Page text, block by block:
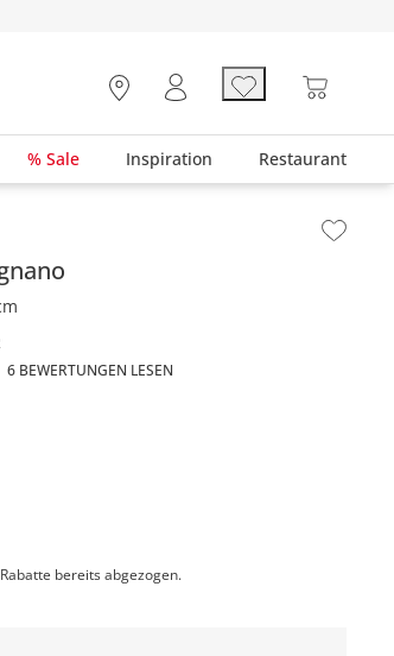
% Sale Inspiration Restaurant
6 BEWERTUNGEN LESEN
bereits abgezogen.